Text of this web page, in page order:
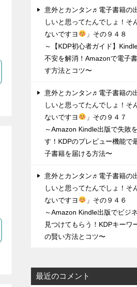
意外とカンタン♬電子書籍の
しいと思ってたんでしょ！そ
ないですヨ
」その９４８
～【KDP初心者ガイド】
不安を解消！Amazonで電子
す方法とコツ〜
意外とカンタン♬電子書籍の
しいと思ってたんでしょ！そ
ないですヨ
」その９４７
～Amazon Kindle出版で失敗
す！KDPのプレビュー機能で
子書籍を届ける方法〜
意外とカンタン♬電子書籍の
しいと思ってたんでしょ！そ
ないですヨ
」その９４６
～Amazon Kindle出版でビジ
見つけてもらう！KDPキーワ
の賢い方法とコツ〜
最近のコメント